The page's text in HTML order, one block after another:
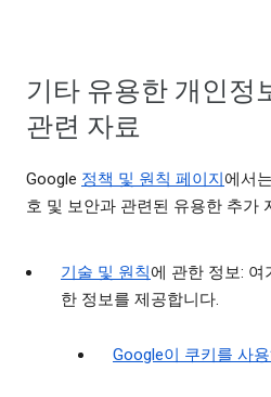
기타 유용한 개인정
관련 자료
Google 정책 및 원칙 페이지에서
호 및 보안과 관련된 유용한 추가
기술 및 원칙에 관한 정보: 여
한 정보를 제공합니다.
Google이 쿠키를 사